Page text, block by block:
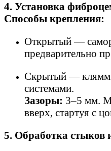
4. Установка
Способы крепления:
Открытый —
предварительно
Скрытый —
системами.
Зазоры: 3–5 мм.
вверх, стартуя с
5. Обработка стыков